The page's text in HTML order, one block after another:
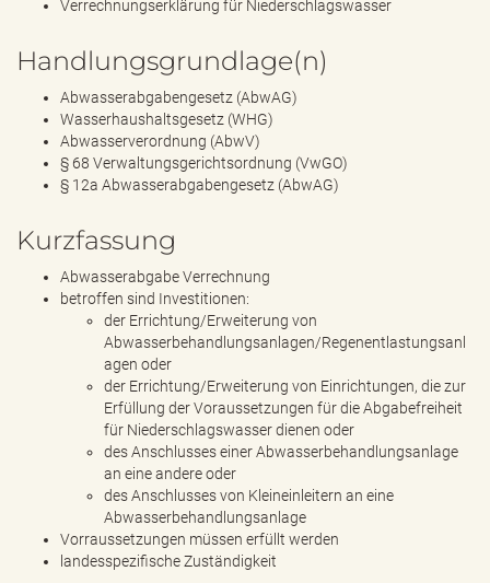
Verrechnungserklärung für Niederschlagswasser
Handlungsgrundlage(n)
Abwasserabgabengesetz (AbwAG)
Wasserhaushaltsgesetz (WHG)
Abwasserverordnung (AbwV)
§ 68 Verwaltungsgerichtsordnung (VwGO)
§ 12a Abwasserabgabengesetz (AbwAG)
Kurzfassung
Abwasserabgabe Verrechnung
betroffen sind Investitionen:
der Errichtung/Erweiterung von
Abwasserbehandlungsanlagen/Regenentlastungsanl
agen oder
der Errichtung/Erweiterung von Einrichtungen, die zur
Erfüllung der Voraussetzungen für die Abgabefreiheit
für Niederschlagswasser dienen oder
des Anschlusses einer Abwasserbehandlungsanlage
an eine andere oder
des Anschlusses von Kleineinleitern an eine
Abwasserbehandlungsanlage
Vorraussetzungen müssen erfüllt werden
landesspezifische Zuständigkeit